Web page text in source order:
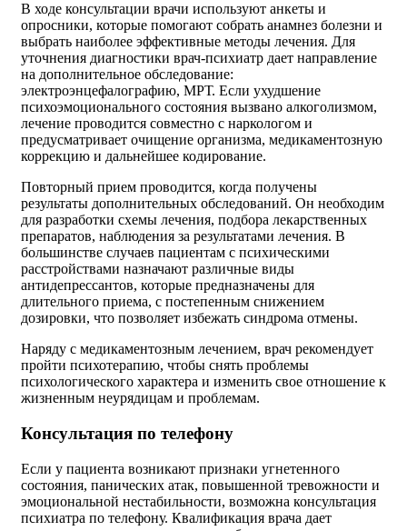
В ходе консультации врачи используют анкеты и
опросники, которые помогают собрать анамнез болезни и
выбрать наиболее эффективные методы лечения. Для
уточнения диагностики врач-психиатр дает направление
на дополнительное обследование:
электроэнцефалографию, МРТ. Если ухудшение
психоэмоционального состояния вызвано алкоголизмом,
лечение проводится совместно с наркологом и
предусматривает очищение организма, медикаментозную
коррекцию и дальнейшее кодирование.
Повторный прием проводится, когда получены
результаты дополнительных обследований. Он необходим
для разработки схемы лечения, подбора лекарственных
препаратов, наблюдения за результатами лечения. В
большинстве случаев пациентам с психическими
расстройствами назначают различные виды
антидепрессантов, которые предназначены для
длительного приема, с постепенным снижением
дозировки, что позволяет избежать синдрома отмены.
Наряду с медикаментозным лечением, врач рекомендует
пройти психотерапию, чтобы снять проблемы
психологического характера и изменить свое отношение к
жизненным неурядицам и проблемам.
Консультация по телефону
Если у пациента возникают признаки угнетенного
состояния, панических атак, повышенной тревожности и
эмоциональной нестабильности, возможна консультация
психиатра по телефону. Квалификация врача дает